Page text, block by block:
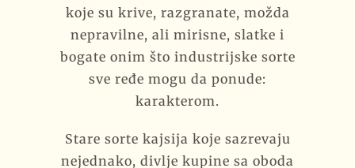
koje su krive, razgranate, možda
nepravilne, ali mirisne, slatke i
bogate onim što industrijske sorte
sve ređe mogu da ponude:
karakterom.
Stare sorte kajsija koje sazrevaju
nejednako, divlje kupine sa oboda